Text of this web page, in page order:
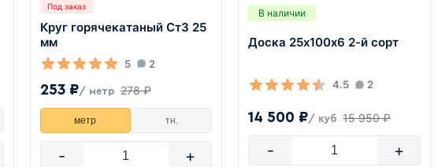
Под заказ
Круг горячекатаный Ст3 25
мм
5 2
253 ₽/ метр 278 ₽
метр тн.
- +
В наличии
Доска 25х100х6 2-й сорт
4.5 2
14 500 ₽/ куб 15 950 ₽
- +